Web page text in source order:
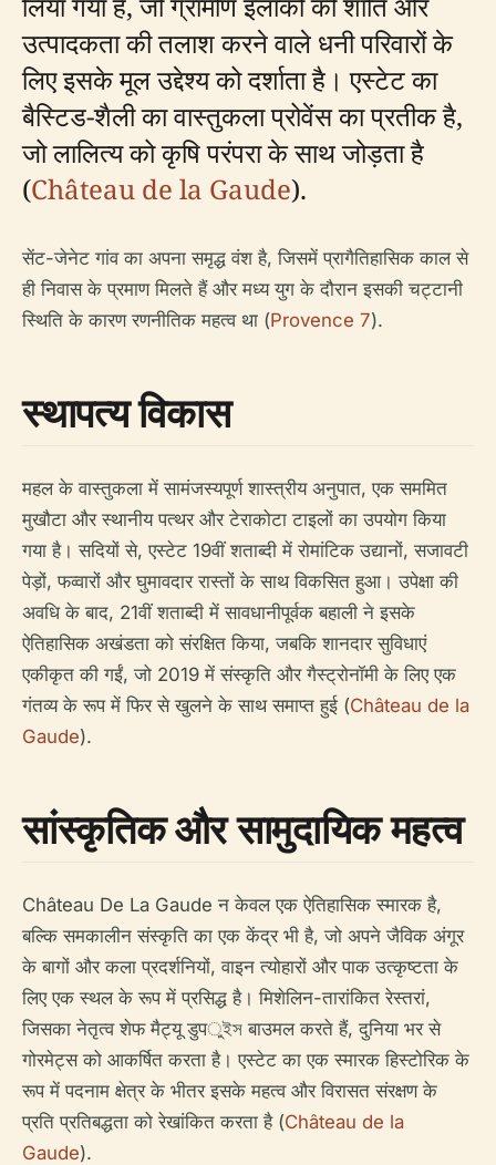
उत्पादकता की तलाश करने वाले धनी परिवारों के
लिए इसके मूल उद्देश्य को दर्शाता है। एस्टेट का
बैस्टिड-शैली का वास्तुकला प्रोवेंस का प्रतीक है,
जो लालित्य को कृषि परंपरा के साथ जोड़ता है
(Château de la Gaude).
सेंट-जेनेट गांव का अपना समृद्ध वंश है, जिसमें प्रागैतिहासिक काल से
ही निवास के प्रमाण मिलते हैं और मध्य युग के दौरान इसकी चट्टानी
स्थिति के कारण रणनीतिक महत्व था (Provence 7).
स्थापत्य विकास
महल के वास्तुकला में सामंजस्यपूर्ण शास्त्रीय अनुपात, एक सममित
मुखौटा और स्थानीय पत्थर और टेराकोटा टाइलों का उपयोग किया
गया है। सदियों से, एस्टेट 19वीं शताब्दी में रोमांटिक उद्यानों, सजावटी
पेड़ों, फव्वारों और घुमावदार रास्तों के साथ विकसित हुआ। उपेक्षा की
अवधि के बाद, 21वीं शताब्दी में सावधानीपूर्वक बहाली ने इसके
ऐतिहासिक अखंडता को संरक्षित किया, जबकि शानदार सुविधाएं
एकीकृत की गईं, जो 2019 में संस्कृति और गैस्ट्रोनॉमी के लिए एक
गंतव्य के रूप में फिर से खुलने के साथ समाप्त हुई (Château de la
Gaude).
सांस्कृतिक और सामुदायिक महत्व
Château De La Gaude न केवल एक ऐतिहासिक स्मारक है,
बल्कि समकालीन संस्कृति का एक केंद्र भी है, जो अपने जैविक अंगूर
के बागों और कला प्रदर्शनियों, वाइन त्योहारों और पाक उत्कृष्टता के
लिए एक स्थल के रूप में प्रसिद्ध है। मिशेलिन-तारांकित रेस्तरां,
जिसका नेतृत्व शेफ मैट्यू डुपুইস बाउमल करते हैं, दुनिया भर से
गोरमेट्स को आकर्षित करता है। एस्टेट का एक स्मारक हिस्टोरिक के
रूप में पदनाम क्षेत्र के भीतर इसके महत्व और विरासत संरक्षण के
प्रति प्रतिबद्धता को रेखांकित करता है (Château de la
Gaude).